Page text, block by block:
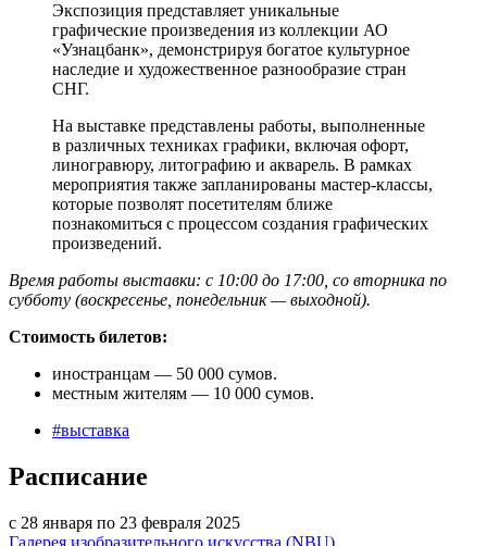
Экспозиция представляет уникальные
графические произведения из коллекции АО
«Узнацбанк», демонстрируя богатое культурное
наследие и художественное разнообразие стран
СНГ.
На выставке представлены работы, выполненные
в различных техниках графики, включая офорт,
линогравюру, литографию и акварель. В рамках
мероприятия также запланированы мастер-классы,
которые позволят посетителям ближе
познакомиться с процессом создания графических
произведений.
Время работы выставки: с 10:00 до 17:00, со вторника по
субботу (воскресенье, понедельник — выходной).
Стоимость билетов:
иностранцам — 50 000 сумов.
местным жителям — 10 000 сумов.
#выставка
Расписание
с 28 января по 23 февраля 2025
Галерея изобразительного искусства (NBU)